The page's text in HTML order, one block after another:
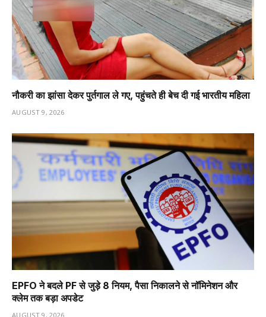
नौकरी का झांसा देकर पुर्तगाल ले गए, पहुंचते ही बेच दी गई भारतीय महिला
AUGUST 9, 2026
EPFO ने बदले PF से जुड़े 8 नियम, पैसा निकालने से नॉमिनेशन और
क्लेम तक बड़ा अपडेट
AUGUST 9, 2026